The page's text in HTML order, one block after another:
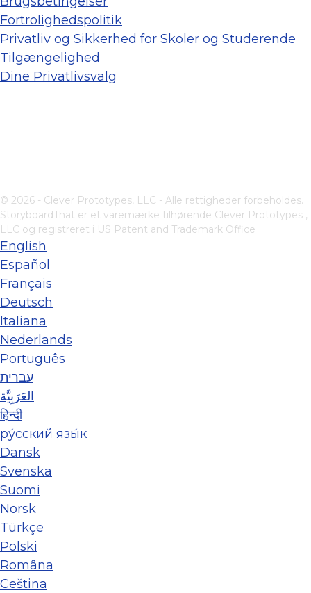
Fortrolighedspolitik
Privatliv og Sikkerhed for Skoler og Studerende
Tilgængelighed
Dine Privatlivsvalg
© 2026 - Clever Prototypes, LLC - Alle rettigheder forbeholdes.
StoryboardThat er et varemærke tilhørende Clever Prototypes ,
LLC og registreret i US Patent and Trademark Office
English
Español
Français
Deutsch
Italiana
Nederlands
Português
עברית
العَرَبِيَّة
हिन्दी
ру́сский язы́к
Dansk
Svenska
Suomi
Norsk
Türkçe
Polski
Româna
Ceština